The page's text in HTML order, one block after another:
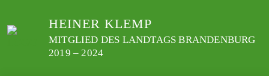
zum
HEINER KLEMP
MITGLIED DES LANDTAGS BRANDENBURG
2019 – 2024